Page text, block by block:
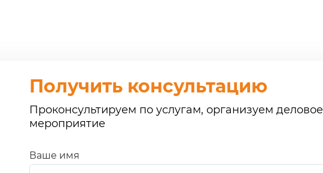
Получить консультацию
Проконсультируем по услугам, организуем деловое
мероприятие
Ваше имя